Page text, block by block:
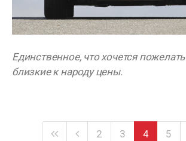
Единственное, что хочется
близкие к народу цены.
2 3 4 5